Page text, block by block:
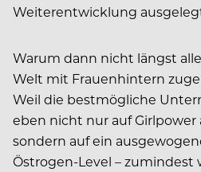
Weiterentwicklung
Warum dann nicht längst
Welt mit Frauenhintern
Weil die bestmögliche
eben nicht nur auf Girlpower
sondern auf ein
Östrogen-Level – zumindest